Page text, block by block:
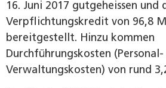
16. Juni 2017 gutgeheissen und
Verpflichtungskredit von 96,8
bereitgestellt. Hinzu kommen
Durchführungskosten (Personal-
Verwaltungskosten) von rund